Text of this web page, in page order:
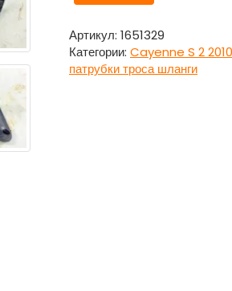
форсунки
омывателя
7P5807333
для
Артикул: 1651329
Категории: Cayenne S 2
патрубки троса шланги